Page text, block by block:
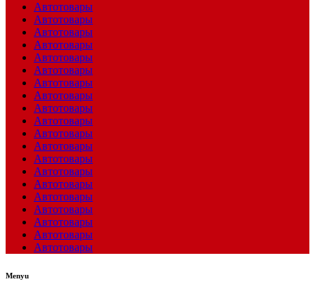
Автотовары
Автотовары
Автотовары
Автотовары
Автотовары
Автотовары
Автотовары
Автотовары
Автотовары
Автотовары
Автотовары
Автотовары
Автотовары
Автотовары
Автотовары
Автотовары
Автотовары
Автотовары
Автотовары
Автотовары
Menyu